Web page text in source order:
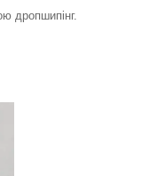
дропшипінг.